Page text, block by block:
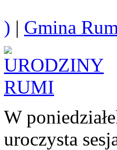
) | Gmina
W
uroczysta